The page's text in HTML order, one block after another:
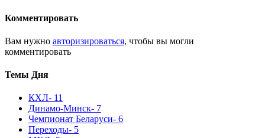
Комментировать
Вам нужно авторизироваться, чтобы вы могли
комментировать
Темы Дня
КХЛ- 11
Динамо-Минск- 7
Чемпионат Беларуси- 6
Переходы- 5